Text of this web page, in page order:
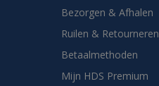
Bezorgen & Afhalen
Ruilen & Retourneren
Betaalmethoden
Mijn HDS Premium